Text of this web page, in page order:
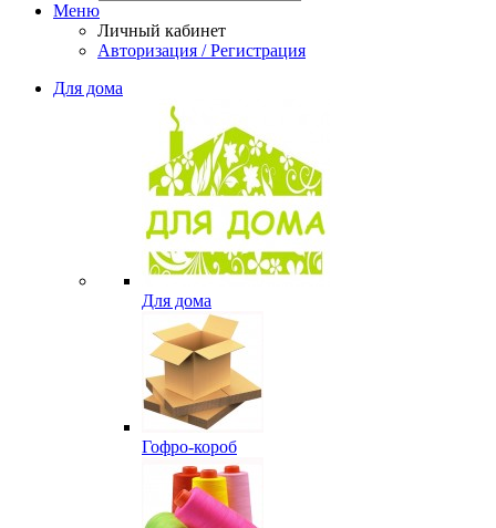
Меню
Личный кабинет
Авторизация / Регистрация
Для дома
Для дома
Гофро-короб